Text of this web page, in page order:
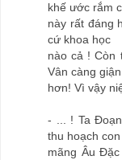
khế ước rắm
này rất đáng
cứ khoa học
nào cả ! Còn
Vân càng giận
hơn! Vì vậy
- ... ! Ta
thu hoạch
mãng Âu